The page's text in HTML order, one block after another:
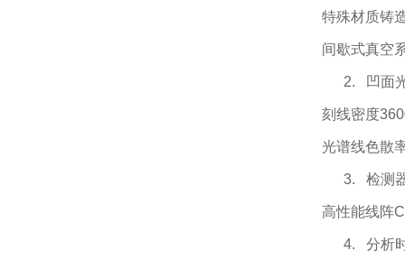
特殊材质铸
间歇式真空
2. 凹面
刻线密度
光谱线色散
3. 检测
高性能线阵
4. 分析